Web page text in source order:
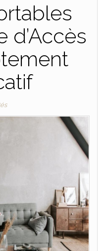
d’Accès